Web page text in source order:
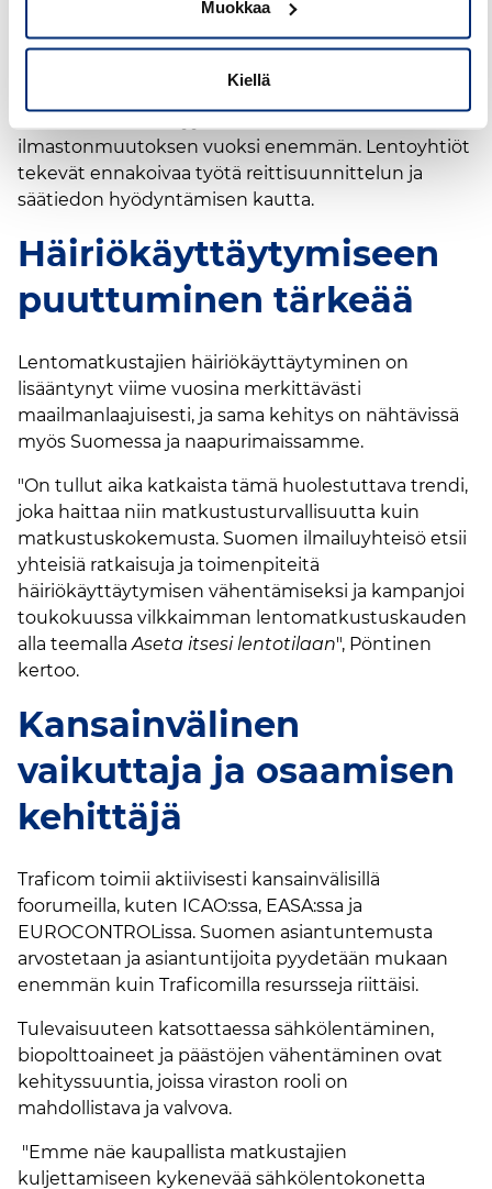
Muokkaa
Kiellä
että raportointikulttuuri toimii. Se auttaa meitä
analysoimaan tilanteita ja reagoimaan ajoissa."
ilmastonmuutoksen vuoksi enemmän. Lentoyhtiöt
tekevät ennakoivaa työtä reittisuunnittelun ja
säätiedon hyödyntämisen kautta.
Häiriökäyttäytymiseen
puuttuminen tärkeää
Lentomatkustajien häiriökäyttäytyminen on
lisääntynyt viime vuosina merkittävästi
maailmanlaajuisesti, ja sama kehitys on nähtävissä
myös Suomessa ja naapurimaissamme.
"On tullut aika katkaista tämä huolestuttava trendi,
joka haittaa niin matkustusturvallisuutta kuin
matkustuskokemusta. Suomen ilmailuyhteisö etsii
yhteisiä ratkaisuja ja toimenpiteitä
häiriökäyttäytymisen vähentämiseksi ja kampanjoi
toukokuussa vilkkaimman lentomatkustuskauden
alla teemallaAseta itsesi lentotilaan", Pöntinen
kertoo.
Kansainvälinen
vaikuttaja ja osaamisen
kehittäjä
Traficom toimii aktiivisesti kansainvälisillä
foorumeilla, kuten ICAO:ssa, EASA:ssa ja
EUROCONTROLissa. Suomen asiantuntemusta
arvostetaan ja asiantuntijoita pyydetään mukaan
enemmän kuin Traficomilla resursseja riittäisi.
Tulevaisuuteen katsottaessa sähkölentäminen,
biopolttoaineet ja päästöjen vähentäminen ovat
kehityssuuntia, joissa viraston rooli on
mahdollistava ja valvova.
"Emme näe kaupallista matkustajien
kuljettamiseen kykenevää sähkölentokonetta